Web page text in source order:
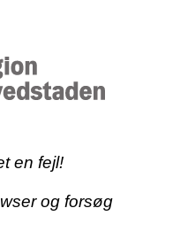
en fejl!
og forsøg